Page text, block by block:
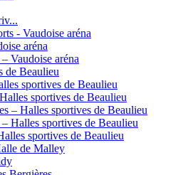
- Vaudoise aréna
aréna
Vaudoise aréna
de Beaulieu
sportives de Beaulieu
sportives de Beaulieu
– Halles sportives de Beaulieu
Halles sportives de Beaulieu
sportives de Beaulieu
de Malley